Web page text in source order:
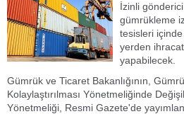
İzinli
gümrükleme
tesisleri
yerden
yapabilecek.
Gümrük ve Ticaret Bakanlığının,
Kolaylaştırılması Yönetmeliğinde
Yönetmeliği, Resmi Gazete'de